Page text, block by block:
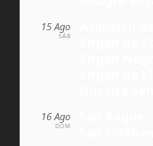
15 Ago
SÁB
16 Ago
DOM